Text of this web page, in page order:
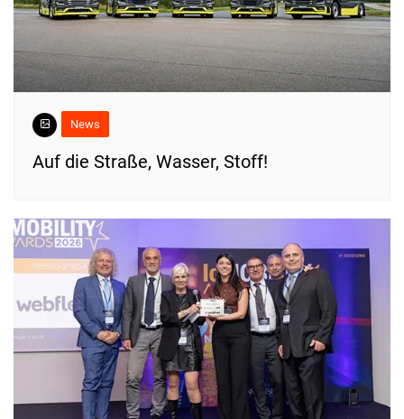
News
​Auf die Straße, Wasser, Stoff!